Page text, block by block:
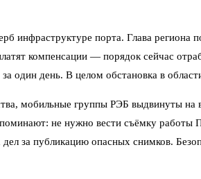
порта. Глава региона
компенсации — порядок сейчас
один день. В целом обстановка в
мобильные группы РЭБ выдвинуты на
не нужно вести съёмку
за публикацию опасных снимков.